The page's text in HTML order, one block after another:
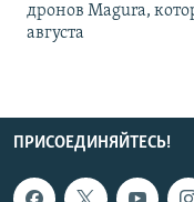
дронов Magura,
августа
ПРИСОЕДИНЯЙТЕСЬ!